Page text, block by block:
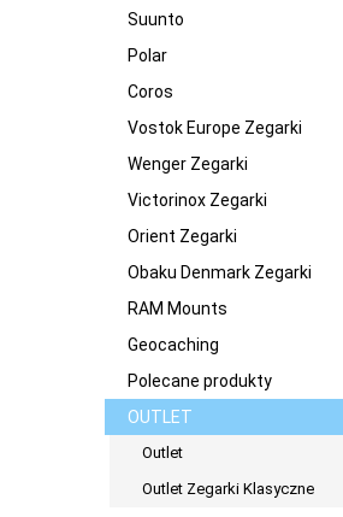
Suunto
Polar
Coros
Vostok Europe Zegarki
Wenger Zegarki
Victorinox Zegarki
Orient Zegarki
Obaku Denmark Zegarki
RAM Mounts
Geocaching
Polecane produkty
OUTLET
Outlet
Outlet Zegarki Klasyczne